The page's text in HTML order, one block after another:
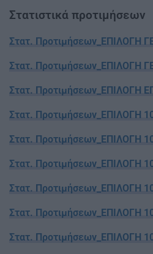
Στατιστικά προτιμήσεων
Στατ. Προτιμήσεων_ΕΠΙΛΟΓΗ
Στατ. Προτιμήσεων_ΕΠΙΛΟΓΗ
Στατ. Προτιμήσεων_ΕΠΙΛΟΓΗ
Στατ. Προτιμήσεων_ΕΠΙΛΟΓΗ
Στατ. Προτιμήσεων_ΕΠΙΛΟΓΗ
Στατ. Προτιμήσεων_ΕΠΙΛΟΓΗ
Στατ. Προτιμήσεων_ΕΠΙΛΟΓΗ
Στατ. Προτιμήσεων_ΕΠΙΛΟΓΗ
Στατ. Προτιμήσεων_ΕΠΙΛΟΓΗ